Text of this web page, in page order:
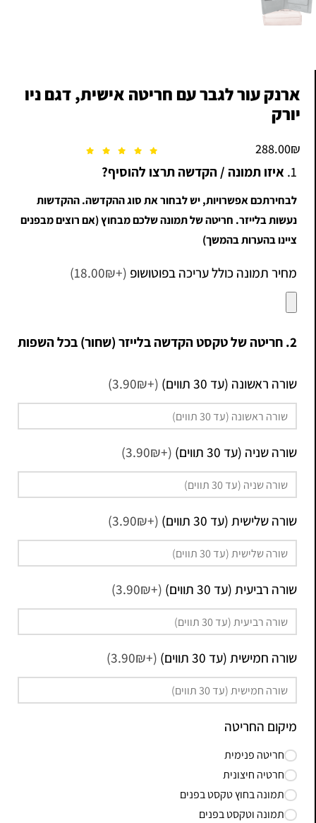
ארנק עור לגבר עם חריטה אישית, דגם ניו
יורק
288.00₪
1. איזו תמונה / הקדשה תרצו להוסיף?
לבחירתכם אפשרויות, יש לבחור את סוג ההקדשה. ההקדשות
נעשות בלייזר. חריטה של תמונה שלכם מבחוץ (אם רוצים מבפנים
ציינו בהערות בהמשך)
מחיר תמונה כולל עריכה בפוטושופ (+18.00₪)
2. חריטה של טקסט הקדשה בלייזר (שחור) בכל השפות
שורה ראשונה (עד 30 תווים) (+3.90₪)
שורה שניה (עד 30 תווים) (+3.90₪)
שורה שלישית (עד 30 תווים) (+3.90₪)
שורה רביעית (עד 30 תווים) (+3.90₪)
שורה חמישית (עד 30 תווים) (+3.90₪)
מיקום החריטה
חריטה פנימית
חרטיה חיצונית
תמונה בחוץ טקסט בפנים
תמונה וטקסט בפנים